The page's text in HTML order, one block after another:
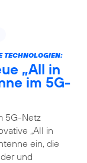
TECHNOLOGIEN:
„All in
im 5G-
5G-Netz
„All in
ein, die
und